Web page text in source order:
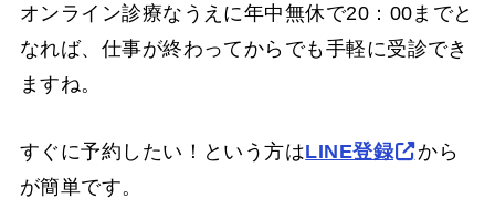
オンライン診療なうえに年中無休で20：00までと
なれば、仕事が終わってからでも手軽に受診でき
ますね。
すぐに予約したい！という方はLINE登録
から
が簡単です。